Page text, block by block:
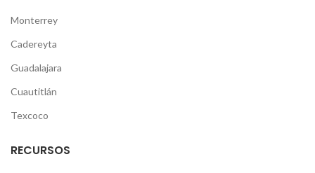
Monterrey
Cadereyta
Guadalajara
Cuautitlán
Texcoco
RECURSOS